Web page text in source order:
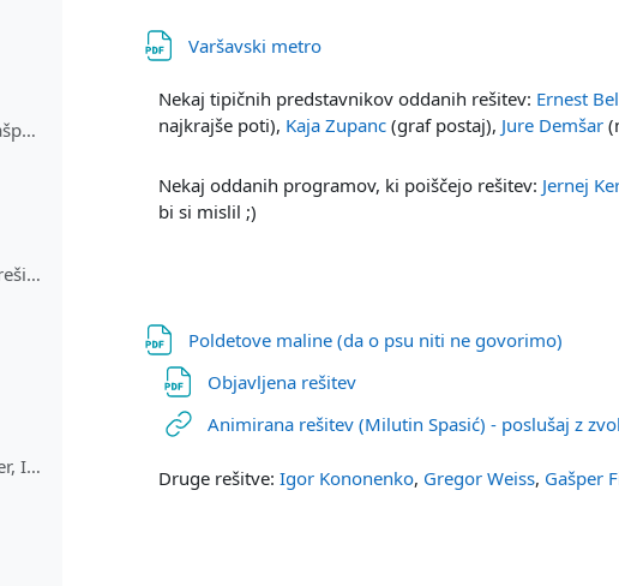
Nekaj oddanih rešitev: Gašper Fijavž (z dokazom op...
Nekaj rešitev (optimalna rešitev problema še ni znana)
Oddani rešitvi: Branko Šter, Igor Kononenko (rešit...
Varšavski metro
Nekaj tipičnih predstavnikov oddanih rešitev: Ernest
najkrajše poti), Kaja Zupanc(graf postaj), Jure Demšar
Nekaj oddanih programov, ki poiščejo rešitev: Jernej
bi si mislil ;)
Poldetove maline (da o psu niti ne govorimo)
Objavljena rešitev
Animirana rešitev (Milutin Spasić) - poslušaj z
Druge rešitve: Igor Kononenko, Gregor Weiss, Gašper